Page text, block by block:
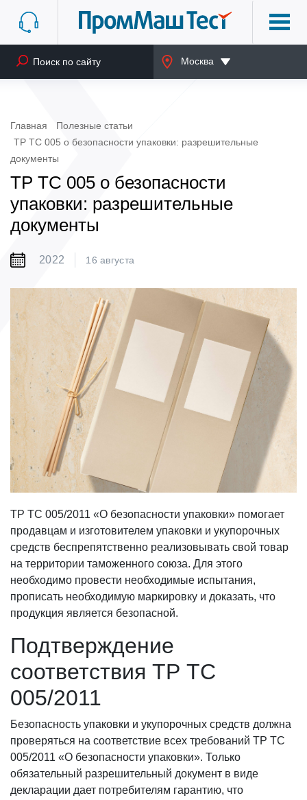
Москва
Главная
Полезные статьи
ТР ТС 005 о безопасности упаковки: разрешительные
документы
ТР ТС 005 о безопасности
упаковки: разрешительные
документы
2022 16 августа
ТР ТС 005/2011 «О безопасности упаковки» помогает
продавцам и изготовителем упаковки и укупорочных
средств беспрепятственно реализовывать свой товар
на территории таможенного союза. Для этого
необходимо провести необходимые испытания,
прописать необходимую маркировку и доказать, что
продукция является безопасной.
Подтверждение
соответствия ТР ТС
005/2011
Безопасность упаковки и укупорочных средств должна
проверяться на соответствие всех требований ТР ТС
005/2011 «О безопасности упаковки». Только
обязательный разрешительный документ в виде
декларации дает потребителям гарантию, что